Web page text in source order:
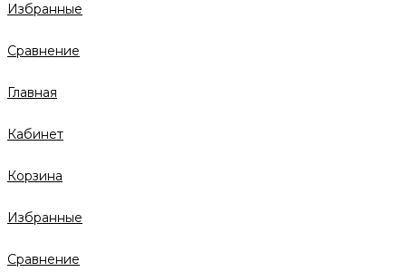
Избранные
Сравнение
Главная
Кабинет
Корзина
Избранные
Сравнение